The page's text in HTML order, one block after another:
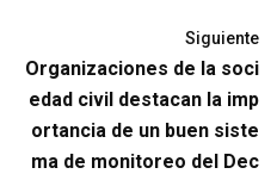
Siguiente
Organizaciones de la soci
edad civil destacan la imp
ortancia de un buen siste
ma de monitoreo del Dec